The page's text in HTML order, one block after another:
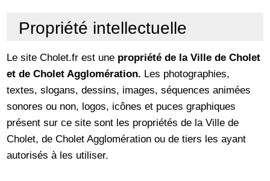
Propriété intellectuelle
Le site Cholet.fr est une propriété de la Ville de Cholet
et de Cholet Agglomération. Les photographies,
textes, slogans, dessins, images, séquences animées
sonores ou non, logos, icônes et puces graphiques
présent sur ce site sont les propriétés de la Ville de
Cholet, de Cholet Agglomération ou de tiers les ayant
autorisés à les utiliser.